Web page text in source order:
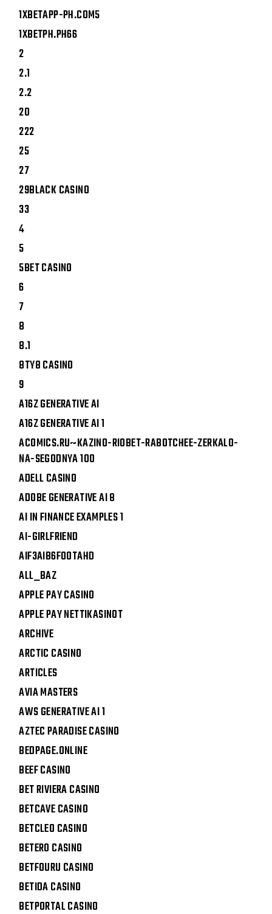
1XBETAPP-PH.COM5
1XBETPH.PH66
2
2.1
2.2
20
222
25
27
29BLACK CASINO
33
4
5
5BET CASINO
6
7
8
8.1
8TY8 CASINO
9
A16Z GENERATIVE AI
A16Z GENERATIVE AI 1
ACOMICS.RU~KAZINO-RIOBET-RABOTCHEE-ZERKALO-
NA-SEGODNYA 100
ADELL CASINO
ADOBE GENERATIVE AI 8
AI IN FINANCE EXAMPLES 1
AI-GIRLFRIEND
AIF3AIB6FOOTAHD
ALL_BAZ
APPLE PAY CASINO
APPLE PAY NETTIKASINOT
ARCHIVE
ARCTIC CASINO
ARTICLES
AVIA MASTERS
AWS GENERATIVE AI 1
AZTEC PARADISE CASINO
BEDPAGE.ONLINE
BEEF CASINO
BET RIVIERA CASINO
BETCAVE CASINO
BETCLEO CASINO
BETERO CASINO
BETFOURU CASINO
BETIDA CASINO
BETPORTAL CASINO